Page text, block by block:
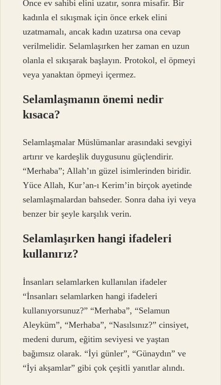
Önce ev sahibi elini uzatır, sonra misafir. Bir
kadınla el sıkışmak için önce erkek elini
uzatmamalı, ancak kadın uzatırsa ona cevap
verilmelidir. Selamlaşırken her zaman en uzun
olanla el sıkışarak başlayın. Protokol, el öpmeyi
veya yanaktan öpmeyi içermez.
Selamlaşmanın önemi nedir
kısaca?
Selamlaşmalar Müslümanlar arasındaki sevgiyi
artırır ve kardeşlik duygusunu güçlendirir.
“Merhaba”; Allah’ın güzel isimlerinden biridir.
Yüce Allah, Kur’an-ı Kerim’in birçok ayetinde
selamlaşmalardan bahseder. Sonra daha iyi veya
benzer bir şeyle karşılık verin.
Selamlaşırken hangi ifadeleri
kullanırız?
İnsanları selamlarken kullanılan ifadeler
“İnsanları selamlarken hangi ifadeleri
kullanıyorsunuz?” “Merhaba”, “Selamun
Aleyküm”, “Merhaba”, “Nasılsınız?” cinsiyet,
medeni durum, eğitim seviyesi ve yaştan
bağımsız olarak. “İyi günler”, “Günaydın” ve
“İyi akşamlar” gibi çok çeşitli yanıtlar alındı.